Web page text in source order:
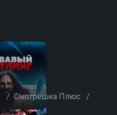
/ Смотрёшка Плюс /